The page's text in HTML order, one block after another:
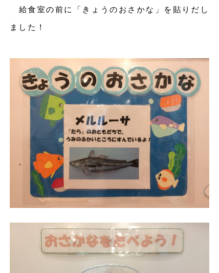
給食室の前に「きょうのおさかな」を貼りだし
ました！